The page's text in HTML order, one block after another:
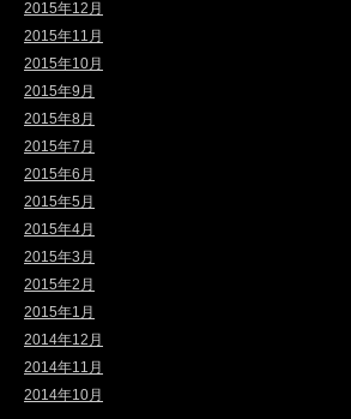
2015年12月
2015年11月
2015年10月
2015年9月
2015年8月
2015年7月
2015年6月
2015年5月
2015年4月
2015年3月
2015年2月
2015年1月
2014年12月
2014年11月
2014年10月